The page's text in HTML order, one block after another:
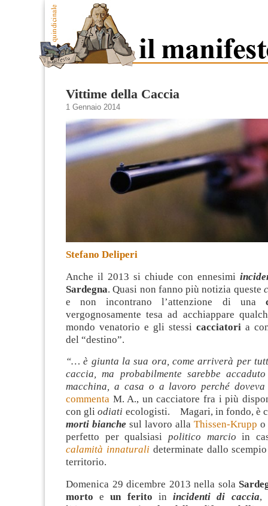
Vittime della Caccia
1 Gennaio 2014
Stefano Deliperi
Anche il 2013 si chiude con ennesimi
Sardegna. Quasi non fanno più notizia queste
e non incontrano l’attenzione di una
vergognosamente tesa ad acchiappare
mondo venatorio e gli stessi cacciatori a
del “destino”.
“… è giunta la sua ora, come arriverà per
caccia, ma probabilmente sarebbe
macchina, a casa o a lavoro perché doveva
commenta M. A., un cacciatore fra i più
con gliodiati ecologisti. Magari, in fondo, è
morti bianche sul lavoro alla Thissen-Krupp
perfetto per qualsiasi politico marcio in
calamità innaturali determinate dallo
territorio.
Domenica 29 dicembre 2013 nella sola
morto eun ferito inincidenti di caccia,